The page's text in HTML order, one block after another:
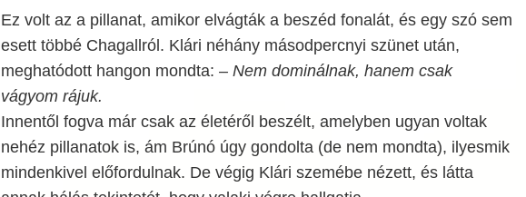
Ez volt az a pillanat, amikor elvágták a beszéd fonalát, és egy szó sem
esett többé Chagallról. Klári néhány másodpercnyi szünet után,
meghatódott hangon mondta: – Nem dominálnak, hanem csak
vágyom rájuk.
Innentől fogva már csak az életéről beszélt, amelyben ugyan voltak
nehéz pillanatok is, ám Brúnó úgy gondolta (de nem mondta), ilyesmik
mindenkivel előfordulnak. De végig Klári szemébe nézett, és látta